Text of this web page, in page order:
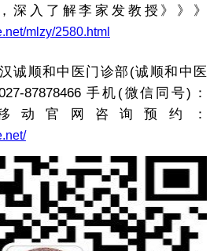
深入了解李家发教授》》》
mlzy/2580.html
顺和中医门诊部(诚顺和中医
87878466 手机(微信同号)：
移动官网咨询预约：